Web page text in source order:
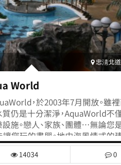
忠淸北
World
，於2003年7月開放。雖
仍是十分潔淨，AquaWorld不
施。戀人、家族、團體…無論您
您玩的盡興。地中海風情式的
以消除疲勞的健身空間和各式
稱為"neck shower"的空間，指
14034 0